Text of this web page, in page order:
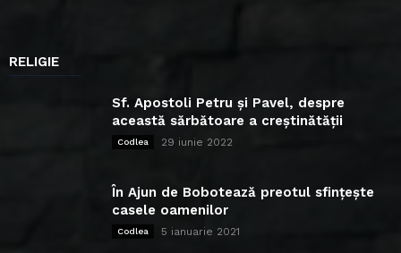
RELIGIE
Sf. Apostoli Petru și Pavel, despre
această sărbătoare a creștinătății
Codlea 29 iunie 2022
În Ajun de Bobotează preotul sfințește
casele oamenilor
Codlea 5 ianuarie 2021